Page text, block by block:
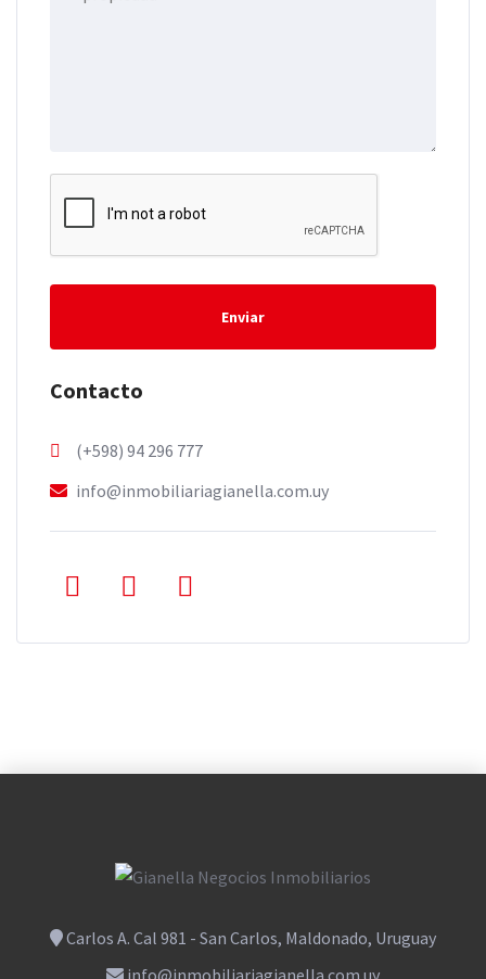
Enviar
Contacto
(+598) 94 296 777
info@inmobiliariagianella.com.uy
Carlos A. Cal 981 - San Carlos, Maldonado, Uruguay